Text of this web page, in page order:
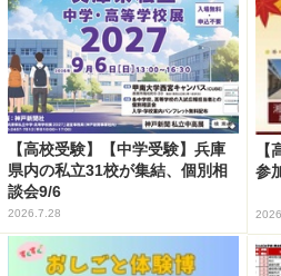
【高校受験】【中学受験】兵庫
県内の私立31校が集結、個別相
談会9/6
2026.7.28
参